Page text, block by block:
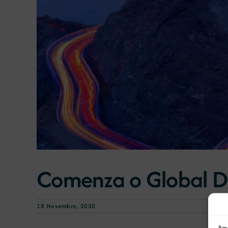
Comenza o Global
18 Novembro, 2020